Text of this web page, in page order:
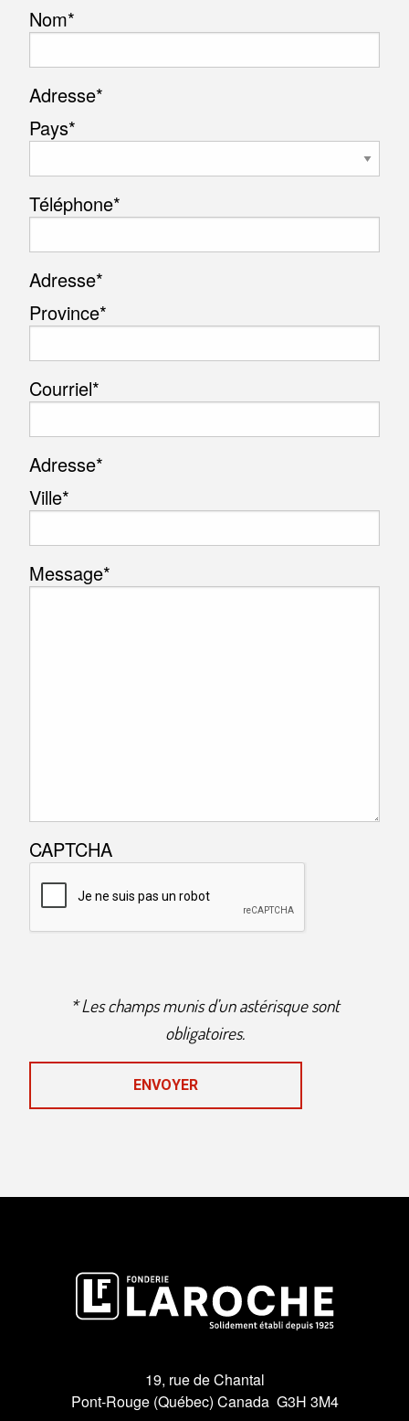
Nom*
Adresse*
Pays*
Téléphone*
Adresse*
Province*
Courriel*
Adresse*
Ville*
Message*
CAPTCHA
* Les champs munis d’un astérisque sont
obligatoires.
19, rue de Chantal
Pont-Rouge (Québec) Canada G3H 3M4